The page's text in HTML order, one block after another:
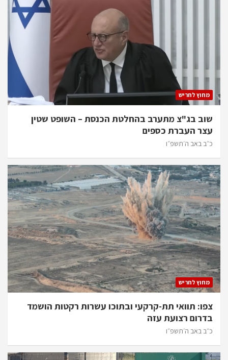
מחוץ לחריש
שוב בג"צ מתערב בהחלטת הכנסת – השופט שטין
עצר העברת כספים
כ״ב באב ה׳תשפ״ו
מחוץ לחריש
צפו: תוואי תת-קרקעי ובתוכו עשרות רקטות הושמד
בדרום רצועת עזה
כ״ב באב ה׳תשפ״ו